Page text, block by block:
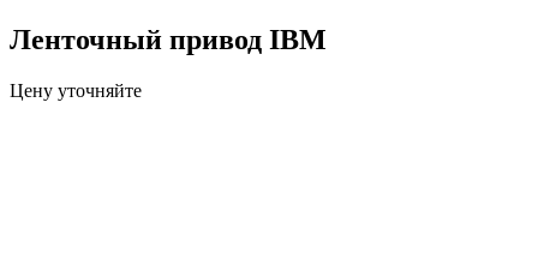
Ленточный привод IBM
Цену уточняйте